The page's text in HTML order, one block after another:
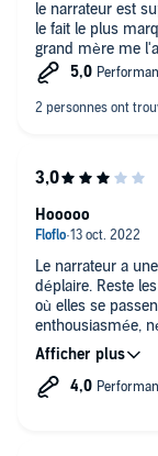
le narrateur est
le fait le plus
Le narrateur a
déplaire. Reste
où elles se
enthousiasmée,
intéresser des
Hooooo